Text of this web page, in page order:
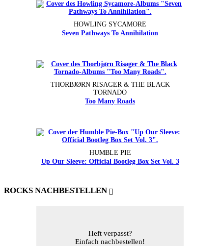
HOWLING SYCAMORE
Seven Pathways To Annihilation
THORBJØRN RISAGER & THE BLACK
TORNADO
Too Many Roads
HUMBLE PIE
Up Our Sleeve: Official Bootleg Box Set Vol. 3
ROCKS NACHBESTELLEN
Heft verpasst?
Einfach nachbestellen!